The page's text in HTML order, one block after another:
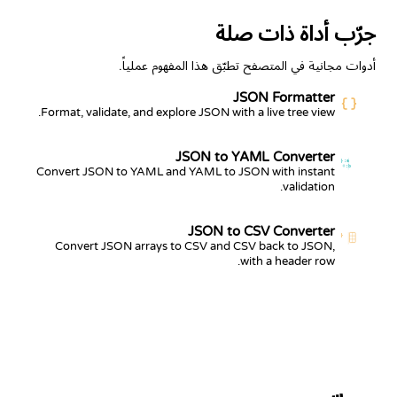
جرّب أداة ذات صلة
أدوات مجانية في المتصفح تطبّق هذا المفهوم عملياً.
JSON Formatter
Format, validate, and explore JSON with a live tree view.
{ }
a:
b:
JSON to YAML Converter
Convert JSON to YAML and YAML to JSON with instant
validation.
{ }
JSON to CSV Converter
Convert JSON arrays to CSV and CSV back to JSON,
with a header row.